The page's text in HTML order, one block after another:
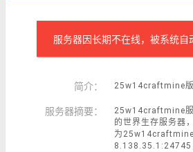
服务器因长期不在线，被系统自
简介： 25w14craftmine
服务器摘要：
25w14craftmine
的世界生存服务器
为25w14craftmine
8.138.35.1:24745